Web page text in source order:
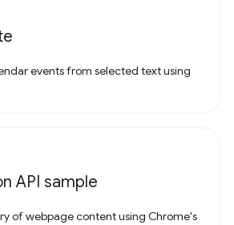
events from selected text using
API sample
of webpage content using Chrome's